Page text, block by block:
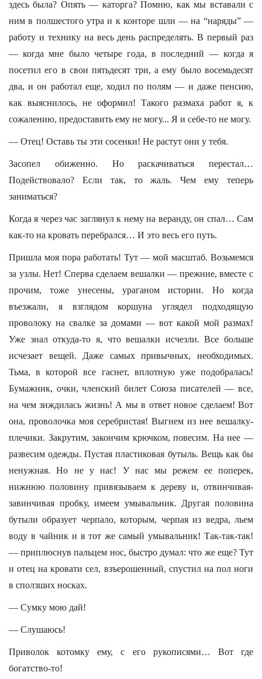
здесь была? Опять — каторга? Помню, как мы вставали с
ним в полшестого утра и к конторе шли — на “наряды” —
работу и технику на весь день распределять. В первый раз
— когда мне было четыре года, в последний — когда я
посетил его в свои пятьдесят три, а ему было восемьдесят
два, и он работал еще, ходил по полям — и даже пенсию,
как выяснилось, не оформил! Такого размаха работ я, к
сожалению, предоставить ему не могу... Я и себе-то не могу.
— Отец! Оставь ты эти сосенки! Не растут они у тебя.
Засопел обиженно. Но раскачиваться перестал…
Подействовало? Если так, то жаль. Чем ему теперь
заниматься?
Когда я через час заглянул к нему на веранду, он спал… Сам
как-то на кровать перебрался… И это весь его путь.
Пришла моя пора работать! Тут — мой масштаб. Возьмемся
за узлы. Нет! Сперва сделаем вешалки — прежние, вместе с
прочим, тоже унесены, ураганом истории. Но когда
въезжали, я взглядом коршуна углядел подходящую
проволоку на свалке за домами — вот какой мой размах!
Уже знал откуда-то я, что вешалки исчезли. Все больше
исчезает вещей. Даже самых привычных, необходимых.
Тьма, в которой все гаснет, вплотную уже подобралась!
Бумажник, очки, членский билет Союза писателей — все,
на чем зиждилась жизнь! А мы в ответ новое сделаем! Вот
она, проволочка моя серебристая! Выгнем из нее вешалку-
плечики. Закрутим, закончим крючком, повесим. На нее —
развесим одежды. Пустая пластиковая бутыль. Вещь как бы
ненужная. Но не у нас! У нас мы режем ее поперек,
нижнюю половину привязываем к дереву и, отвинчивая-
завинчивая пробку, имеем умывальник. Другая половина
бутыли образует черпало, которым, черпая из ведра, льем
воду в чайник и в тот же самый умывальник! Так-так-так!
— приплюснув пальцем нос, быстро думал: что же еще? Тут
и отец на кровати сел, взъерошенный, спустил на пол ноги
в сползших носках.
— Сумку мою дай!
— Слушаюсь!
Приволок котомку ему, с его рукописями… Вот где
богатство-то!